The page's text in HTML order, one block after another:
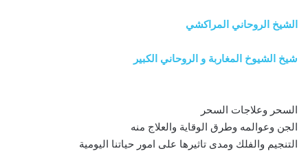
الشيخ الروحاني المراكشي
شيخ الشيوخ المغاربة و الروحاني الكبير
السحر وعلاجات السحر
الجن وعوالمه وطرق الوقاية والعلاج منه
التنجيم والفلك ومدى تاثيرها على امور حياتنا اليومية